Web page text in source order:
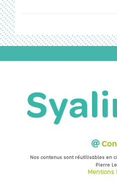
Nos contenus sont réutilisables en
Pierre
Mentions